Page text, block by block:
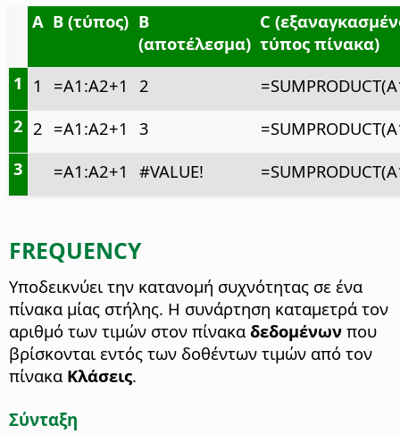
A B (τύπος) Β
(αποτέλεσμα)
C
τύπος πίνακα)
1 1 =A1:A2+1 2
2 2 =A1:A2+1 3
3
=A1:A2+1 #VALUE!
FREQUENCY
Υποδεικνύει την κατανομή συχνότητας σε ένα
πίνακα μίας στήλης. Η συνάρτηση καταμετρά τον
αριθμό των τιμών στον πίνακα δεδομένων που
βρίσκονται εντός των δοθέντων τιμών από τον
πίνακα Κλάσεις.
Σύνταξη